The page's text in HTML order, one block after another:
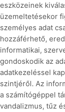
eszközeinek
üzemeltetésekor
személyes adat
hozzáférhető,
informatikai,
gondoskodik az
adatkezeléssel
szintjéről. Az
a számítógéppel
vandalizmus, tűz